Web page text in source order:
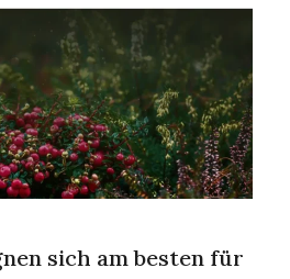
verbessern
Luftqualität?
sich am besten für